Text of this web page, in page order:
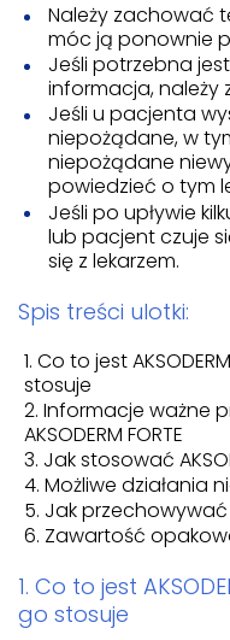
Należy zachować
móc ją ponownie
Jeśli potrzebna
informacja, należy
Jeśli u pacjenta
niepożądane, w
niepożądane
powiedzieć o tym
Jeśli po upływie
lub pacjent czuje
się z lekarzem.
Spis treści ulotki:
Co to jest
stosuje
Informacje ważne
AKSODERM FORTE
Jak stosować
Możliwe działania
Jak przechowywać
Zawartość
1. Co to jest
go stosuje